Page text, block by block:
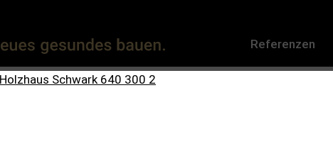
Referenzen
für einen